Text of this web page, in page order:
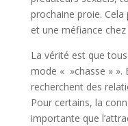
prochaine proie.
et une méfiance
La vérité est que
mode « »chasse » ».
recherchent des
Pour certains, la
importante que